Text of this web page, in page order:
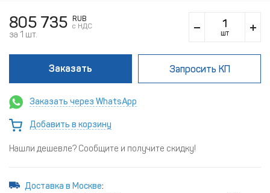
805 735
RUB
c НДС
за 1 шт. шт
Заказать Запросить КП
Заказать через WhatsApp
Добавить в корзину
Нашли дешевле? Сообщите и получите скидку!
Доставка в Москве: